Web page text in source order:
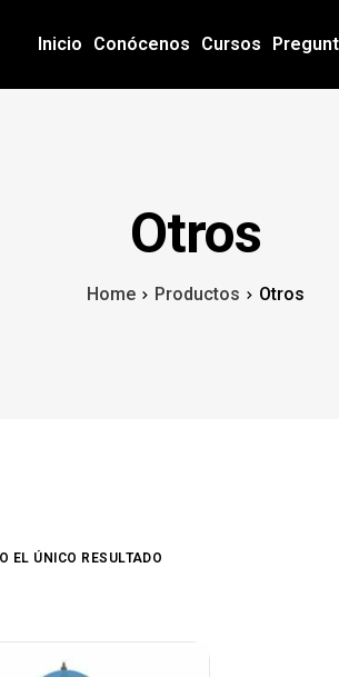
Inicio Conócenos Cursos
Otros
Home Productos Otros
EL ÚNICO RESULTADO